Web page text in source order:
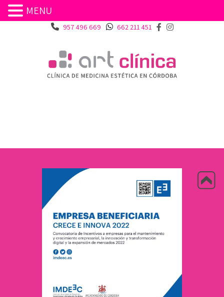
957 496 669 662 211 451
MENU